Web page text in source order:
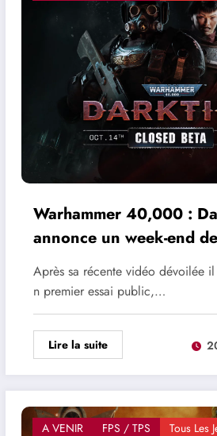
Warhammer 40,000 :
annonce un week-end
en octobre
Après sa récente vidéo dévoilée
n premier essai public,…
Lire la suite
A VENIR FPS / TPS Tous Les